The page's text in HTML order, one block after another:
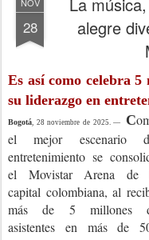
28
alegre
Es así como celebra
su liderazgo en
Bogotá, 28 noviembre de 2025. — C
el mejor escenario
entretenimiento se
el Movistar Arena de
capital colombiana, al
más de 5 millones
asistentes en más de